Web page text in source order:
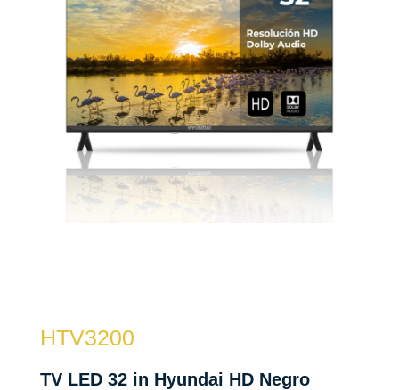
HTV3200
TV LED 32 in Hyundai HD Negro